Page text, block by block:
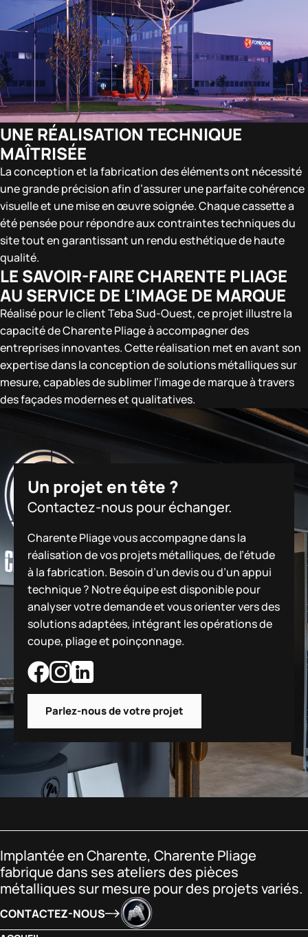
UNE RÉALISATION TECHNIQUE
MAÎTRISÉE
La conception et la fabrication des éléments ont nécessité
une grande précision afin d’assurer une parfaite cohérence
visuelle et une mise en œuvre soignée. Chaque cassette a
été pensée pour répondre aux contraintes techniques du
site tout en garantissant un rendu esthétique de haute
qualité.
LE SAVOIR-FAIRE CHARENTE PLIAGE
AU SERVICE DE L’IMAGE DE MARQUE
Réalisé pour le client Teba Sud-Ouest, ce projet illustre la
capacité de Charente Pliage à accompagner des
entreprises innovantes. Cette réalisation met en avant son
expertise dans la conception de solutions métalliques sur
mesure, capables de sublimer l’image de marque à travers
des façades modernes et qualitatives.
Un projet en tête ?
Contactez-nous pour échanger.
Charente Pliage vous accompagne dans la
réalisation de vos projets métalliques, de l’étude
à la fabrication. Besoin d’un devis ou d’un appui
technique ? Notre équipe est disponible pour
analyser votre demande et vous orienter vers des
solutions adaptées, intégrant les opérations de
coupe, pliage et poinçonnage.
Parlez-nous de votre projet
Implantée en Charente, Charente Pliage
fabrique dans ses ateliers des pièces
métalliques sur mesure pour des projets variés.
CONTACTEZ-NOUS